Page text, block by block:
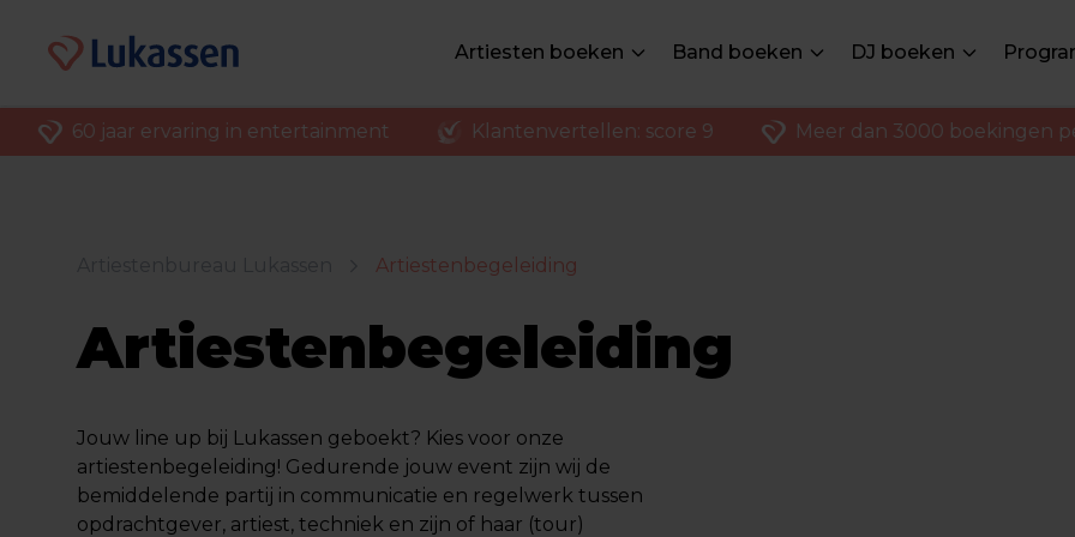
Artiesten boeken Band boeken DJ boeken
60 jaar ervaring in entertainment Klantenvertellen: score 9 Meer dan 3000 boekingen per
Artiestenbegeleiding
Artiestenbegeleiding
Jouw line up bij Lukassen geboekt? Kies voor onze
artiestenbegeleiding! Gedurende jouw event zijn wij de
bemiddelende partij in communicatie en regelwerk tussen
opdrachtgever, artiest, techniek en zijn of haar (tour)